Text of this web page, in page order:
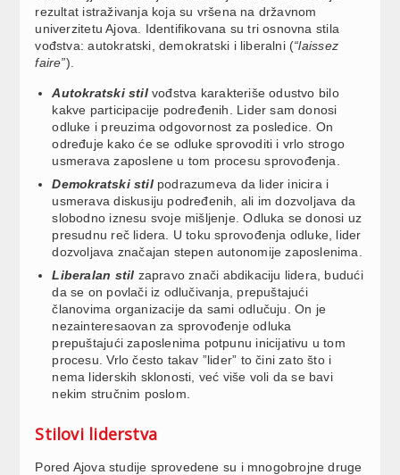
rezultat istraživanja koja su vršena na državnom
univerzitetu Ajova. Identifikovana su tri osnovna stila
vođstva: autokratski, demokratski i liberalni (“laissez
faire”).
Autokratski stilvođstva karakteriše odustvo bilo
kakve participacije podređenih. Lider sam donosi
odluke i preuzima odgovornost za posledice. On
određuje kako će se odluke sprovoditi i vrlo strogo
usmerava zaposlene u tom procesu sprovođenja.
Demokratski stilpodrazumeva da lider inicira i
usmerava diskusiju podređenih, ali im dozvoljava da
slobodno iznesu svoje mišljenje. Odluka se donosi uz
presudnu reč lidera. U toku sprovođenja odluke, lider
dozvoljava značajan stepen autonomije zaposlenima.
Liberalan stil zapravo znači abdikaciju lidera, budući
da se on povlači iz odlučivanja, prepuštajući
članovima organizacije da sami odlučuju. On je
nezainteresaovan za sprovođenje odluka
prepuštajući zaposlenima potpunu inicijativu u tom
procesu. Vrlo često takav ”lider” to čini zato što i
nema liderskih sklonosti, već više voli da se bavi
nekim stručnim poslom.
Stilovi liderstva
Pored Ajova studije sprovedene su i mnogobrojne druge